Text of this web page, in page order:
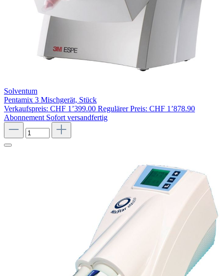
Solventum
Pentamix 3 Mischgerät, Stück
Verkaufspreis: CHF 1’399.00 Regulärer Preis: CHF 1’878.90
Abonnement Sofort versandfertig